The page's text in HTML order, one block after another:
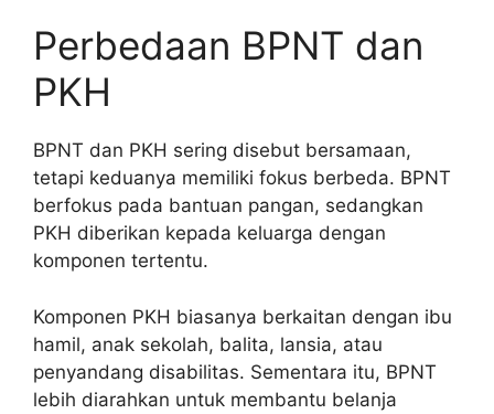
Perbedaan BPNT dan
PKH
BPNT dan PKH sering disebut bersamaan,
tetapi keduanya memiliki fokus berbeda. BPNT
berfokus pada bantuan pangan, sedangkan
PKH diberikan kepada keluarga dengan
komponen tertentu.
Komponen PKH biasanya berkaitan dengan ibu
hamil, anak sekolah, balita, lansia, atau
penyandang disabilitas. Sementara itu, BPNT
lebih diarahkan untuk membantu belanja